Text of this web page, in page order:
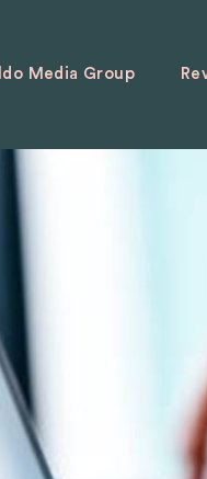
Media Group